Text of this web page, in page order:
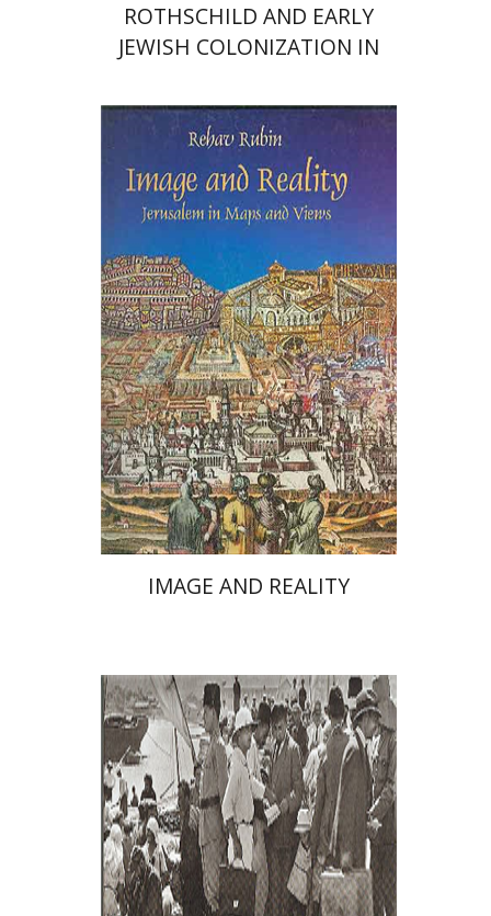
ROTHSCHILD AND EARLY
JEWISH COLONIZATION IN
ריכב רובין
יהושע בן-אריה
רות קרק
IMAGE AND REALITY
Vivienne Silver-Brody
יהושע בן-אריה
רות קרק